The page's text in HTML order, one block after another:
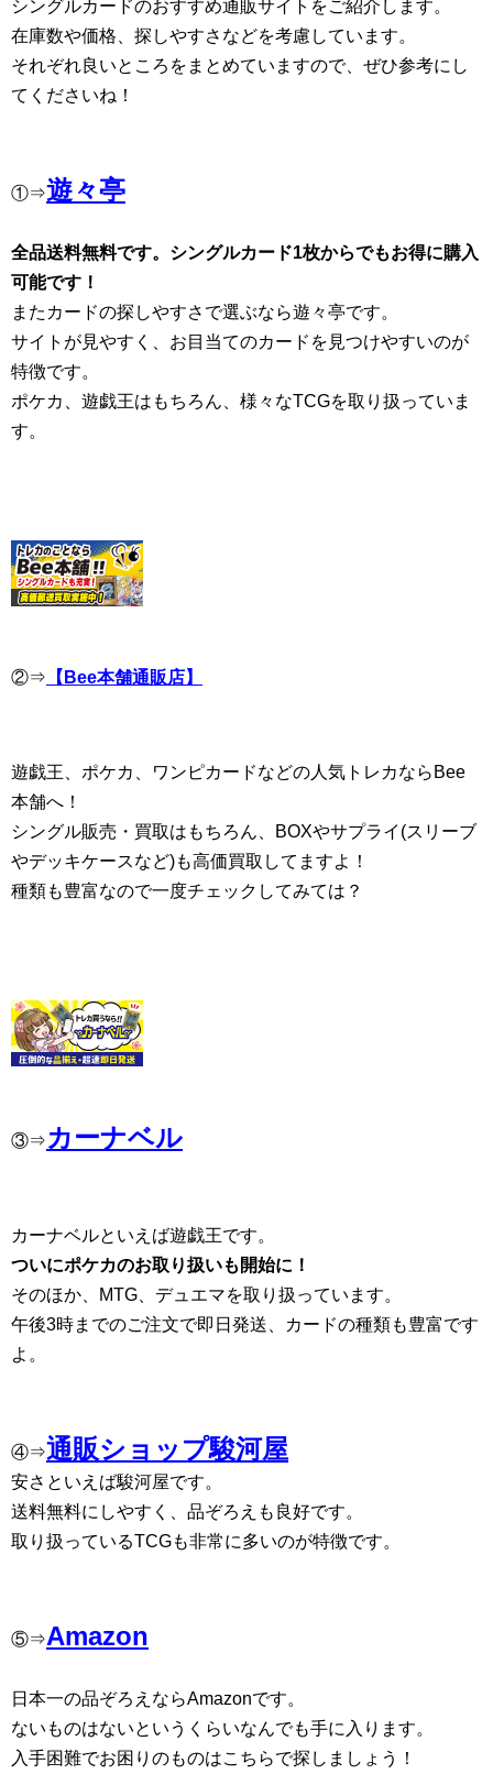
シングルカードのおすすめ通販サイトをご紹介します。
在庫数や価格、探しやすさなどを考慮しています。
それぞれ良いところをまとめていますので、ぜひ参考にし
てくださいね！
①⇒遊々亭
全品送料無料です。シングルカード1枚からでもお得に購入
可能です！
またカードの探しやすさで選ぶなら遊々亭です。
サイトが見やすく、お目当てのカードを見つけやすいのが
特徴です。
ポケカ、遊戯王はもちろん、様々なTCGを取り扱っていま
す。
②⇒ 【Bee本舗通販店】
遊戯王、ポケカ、ワンピカードなどの人気トレカならBee
本舗へ！
シングル販売・買取はもちろん、BOXやサプライ(スリーブ
やデッキケースなど)も高価買取してますよ！
種類も豊富なので一度チェックしてみては？
③⇒ カーナベル
カーナベルといえば遊戯王です。
ついにポケカのお取り扱いも開始に！
そのほか、MTG、デュエマを取り扱っています。
午後3時までのご注文で即日発送、カードの種類も豊富です
よ。
④⇒通販ショップ駿河屋
安さといえば駿河屋です。
送料無料にしやすく、品ぞろえも良好です。
取り扱っているTCGも非常に多いのが特徴です。
⑤⇒Amazon
日本一の品ぞろえならAmazonです。
ないものはないというくらいなんでも手に入ります。
入手困難でお困りのものはこちらで探しましょう！